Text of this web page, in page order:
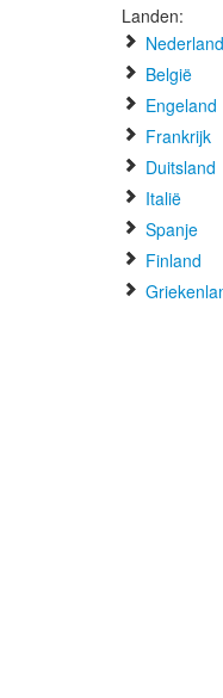
Landen:
Nederland
België
Engeland
Frankrijk
Duitsland
Italië
Spanje
Finland